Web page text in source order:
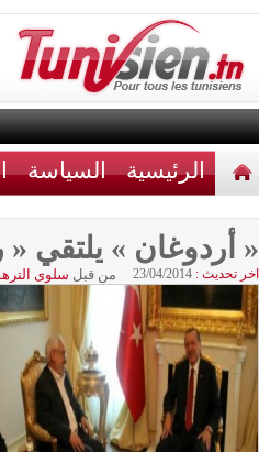
الرئيسية السياسة
أخبار مختلفة
« أردوغان » يلتقي
اخر تحديث : 23/04/2014 من قبل سلوى